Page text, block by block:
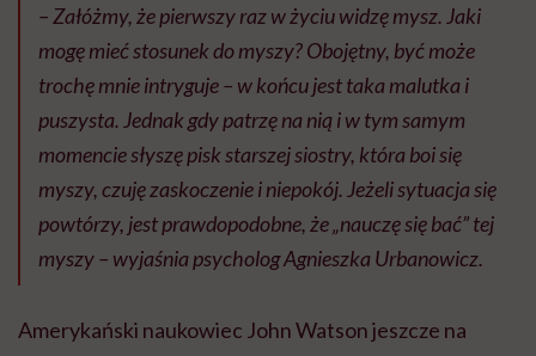
– Załóżmy, że pierwszy raz w życiu widzę mysz. Jaki
mogę mieć stosunek do myszy? Obojętny, być może
trochę mnie intryguje – w końcu jest taka malutka i
puszysta. Jednak gdy patrzę na nią i w tym samym
momencie słyszę pisk starszej siostry, która boi się
myszy, czuję zaskoczenie i niepokój. Jeżeli sytuacja się
powtórzy, jest prawdopodobne, że „nauczę się bać” tej
myszy – wyjaśnia psycholog Agnieszka Urbanowicz.
Amerykański naukowiec John Watson jeszcze na